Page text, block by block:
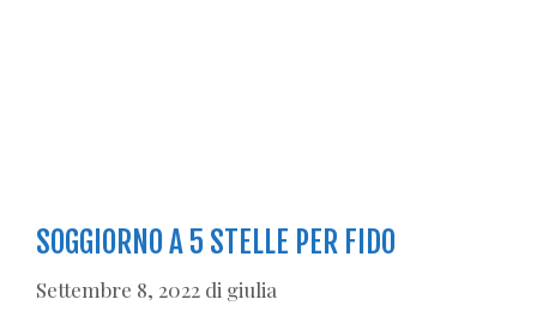
SOGGIORNO A 5 STELLE PER FIDO
Settembre 8, 2022 di giulia